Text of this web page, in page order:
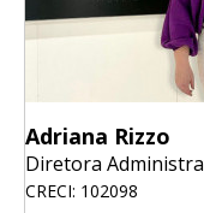
Adriana Rizzo
Diretora
CRECI: 102098